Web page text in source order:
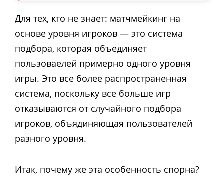
Для тех, кто не знает: матчмейкинг на
основе уровня игроков — это система
подбора, которая объединяет
пользоваелей примерно одного уровня
игры. Это все более распространенная
система, поскольку все больше игр
отказываются от случайного подбора
игроков, объядиняющая пользователей
разного уровня.
Итак, почему же эта особенность спорна?